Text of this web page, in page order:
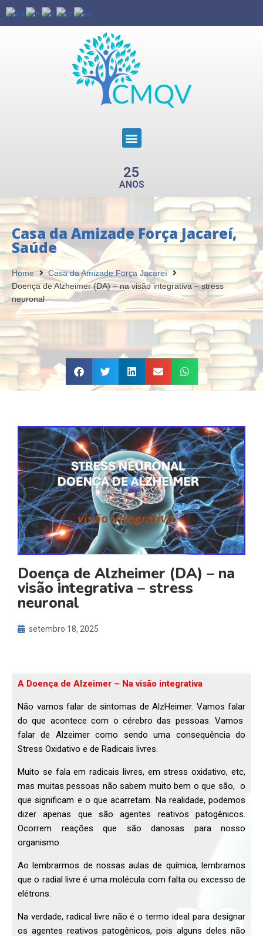
25
ANOS
Casa da Amizade Força Jacareí,
Saúde
Home
Casa da Amizade Força Jacareí
Doença de Alzheimer (DA) – na visão integrativa – stress
neuronal
Doença de Alzheimer (DA) – na
visão integrativa – stress
neuronal
setembro 18, 2025
A Doença de Alzeimer – Na visão integrativa
Não vamos falar de sintomas de AlzHeimer. Vamos falar
do que acontece com o cérebro das pessoas. Vamos
falar de Alzeimer como sendo uma consequência do
Stress Oxidativo e de Radicais livres.
Muito se fala em radicais livres, em stress oxidativo, etc,
mas muitas pessoas não sabem muito bem o que são, o
que significam e o que acarretam. Na realidade, podemos
dizer apenas que são agentes reativos patogênicos.
Ocorrem reações que são danosas para nosso
organismo.
Ao lembrarmos de nossas aulas de química, lembramos
que o radial livre é uma molécula com falta ou excesso de
elétrons.
Na verdade, radical livre não é o termo ideal para designar
os agentes reativos patogênicos, pois alguns deles não